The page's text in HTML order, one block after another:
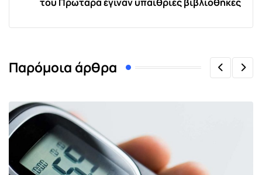
Παρόμοια άρθρα